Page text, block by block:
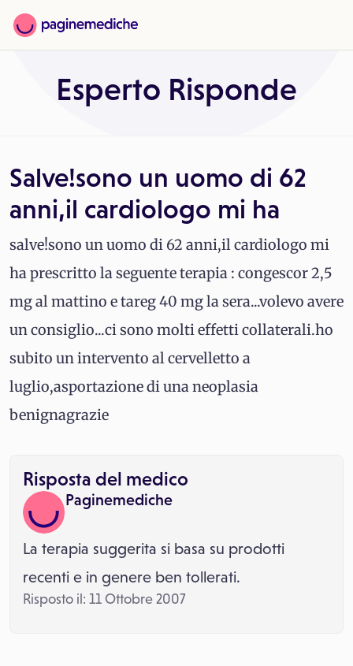
Esperto Risponde
Salve!sono un uomo di 62
anni,il cardiologo mi ha
salve!sono un uomo di 62 anni,il cardiologo mi
ha prescritto la seguente terapia : congescor 2,5
mg al mattino e tareg 40 mg la sera...volevo avere
un consiglio...ci sono molti effetti collaterali.ho
subito un intervento al cervelletto a
luglio,asportazione di una neoplasia
benignagrazie
Risposta del medico
Paginemediche
La terapia suggerita si basa su prodotti
recenti e in genere ben tollerati.
Risposto il: 11 Ottobre 2007